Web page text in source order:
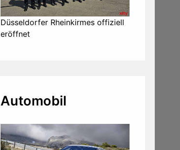
Düsseldorfer Rheinkirmes offiziell
eröffnet
Automobil